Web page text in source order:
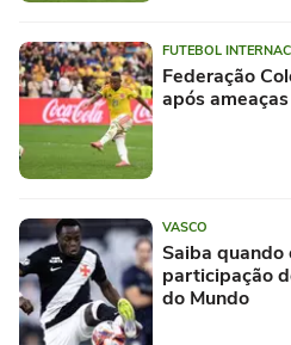
FUTEBOL
Federação
após
VASCO
Saiba quando
participação
do Mundo